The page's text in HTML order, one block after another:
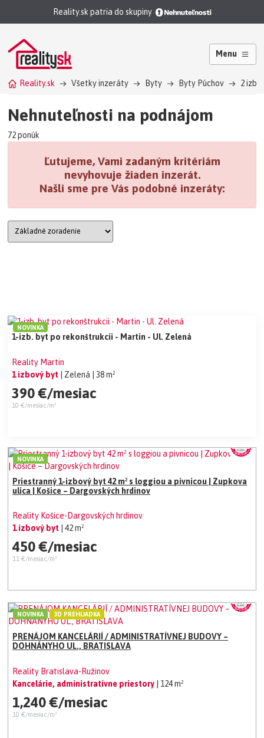
Reality.sk patria do skupiny
Menu
Reality.sk Všetky inzeráty Byty Byty Púchov 2
Nehnuteľnosti na podnájom
72 ponúk
Ľutujeme, Vami zadaným kritériám
nevyhovuje žiaden inzerát.
Našli sme pre Vás podobné inzeráty:
1-izb. byt po rekonštrukcii - Martin - Ul. Zelená
Reality Martin
1 izbový byt
| Zelená | 38 m²
390 €/mesiac
10 €/mesiac/m²
NOVINKA
Priestranný 1-izbový byt 42 m² s loggiou a pivnicou | Zupkova
ulica | Košice – Dargovských hrdinov
Reality Košice-Dargovských hrdinov
1 izbový byt
| 42 m²
450 €/mesiac
11 €/mesiac/m²
NOVINKA
PRENÁJOM KANCELÁRIÍ / ADMINISTRATÍVNEJ BUDOVY –
DOHNÁNYHO UL., BRATISLAVA
Reality Bratislava-Ružinov
Kancelárie, administratívne priestory
| 124 m²
1,240 €/mesiac
10 €/mesiac/m²
NOVINKA 3D PREHLIADKA